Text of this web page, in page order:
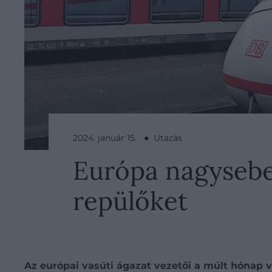
2024. január 15. ● Utazás
Európa
repülőket
Az európai vasúti ágazat vezetői a múlt hónap